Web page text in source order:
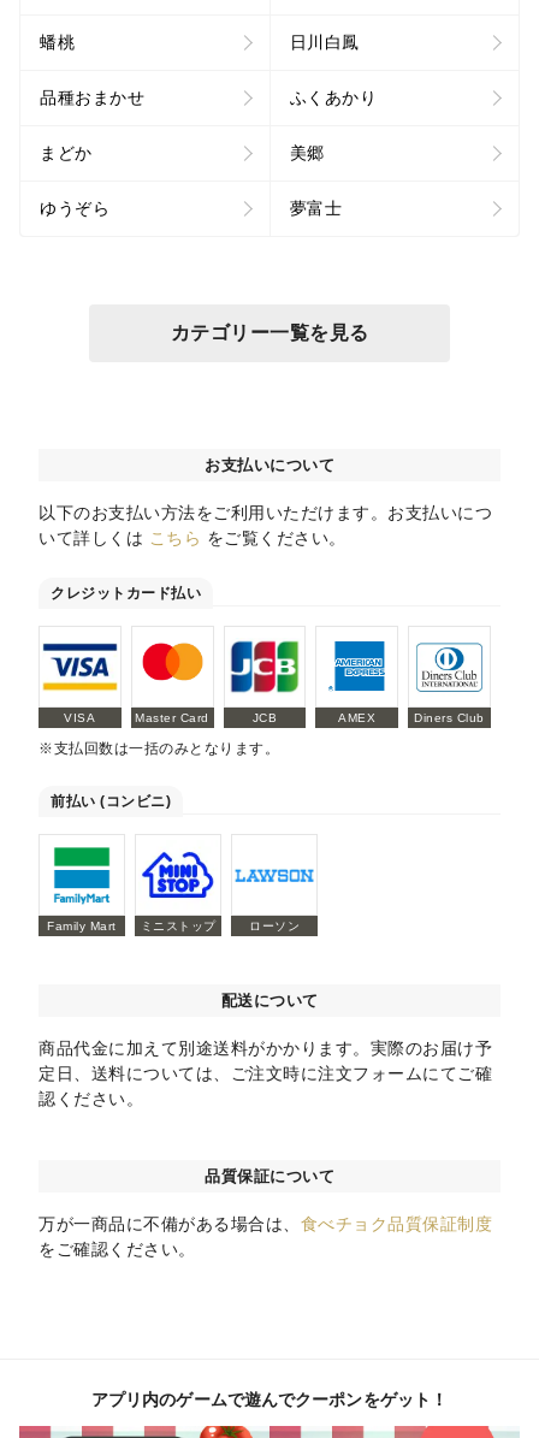
蟠桃 日川白鳳
品種おまかせ ふくあかり
まどか 美郷
ゆうぞら 夢富士
カテゴリー一覧を見る
お支払いについて
以下のお支払い方法をご利用いただけます。お支払いにつ
いて詳しくは こちら をご覧ください。
クレジットカード払い
VISA Master Card JCB AMEX Diners Club
※支払回数は一括のみとなります。
前払い (コンビニ)
Family Mart ミニストップ ローソン
配送について
商品代金に加えて別途送料がかかります。実際のお届け予
定日、送料については、ご注文時に注文フォームにてご確
認ください。
品質保証について
万が一商品に不備がある場合は、 食べチョク品質保証制度
をご確認ください。
アプリ内のゲームで遊んでクーポンをゲット！